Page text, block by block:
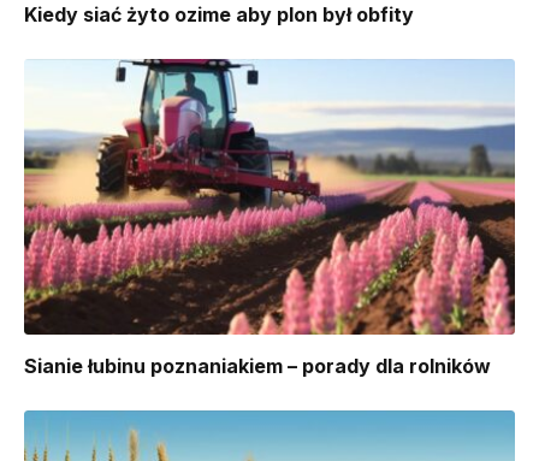
Kiedy siać żyto ozime aby plon był obfity
Sianie łubinu poznaniakiem – porady dla rolników